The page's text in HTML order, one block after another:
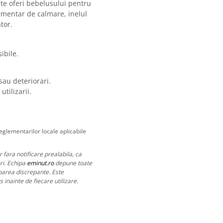
oferi bebelusului pentru
de calmare, inelul
deteriorari.
utilizarii.
locale aplicabile
notificare prealabila, ca
Echipa eminut.rodepune toate
discrepante. Este
inainte de fiecare utilizare.